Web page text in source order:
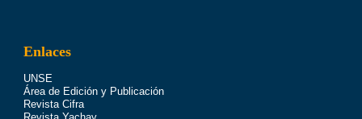
Enlaces
UNSE
Área de Edición y Publicación
Revista Cifra